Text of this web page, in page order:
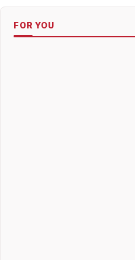
FOR YOU